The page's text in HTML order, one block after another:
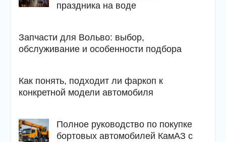
праздника на воде
Запчасти для Вольво: выбор,
обслуживание и особенности подбора
Как понять, подходит ли фаркоп к
конкретной модели автомобиля
Полное руководство по покупке
бортовых автомобилей КамАЗ с